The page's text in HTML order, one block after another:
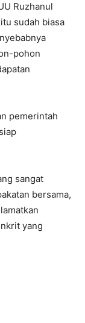
Ruzhanul
sudah biasa
pohon
pemerintah
sangat
bersama,
yang